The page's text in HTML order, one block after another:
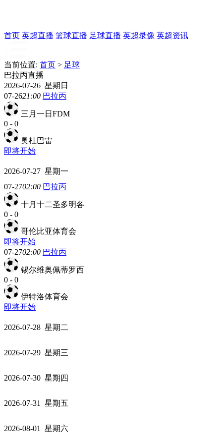
首页 英超直播 篮球直播 足球直播 英超录像 英超资讯
当前位置: 首页 > 足球
巴拉丙直播
2026-07-26 星期日
07-2621:00 巴拉丙
三月一日FDM
0 - 0
奥杜巴雷
即将开始
2026-07-27 星期一
07-2702:00 巴拉丙
十月十二圣多明各
0 - 0
哥伦比亚体育会
即将开始
07-2702:00 巴拉丙
锡尔维奥佩蒂罗西
0 - 0
伊特洛体育会
即将开始
2026-07-28 星期二
2026-07-29 星期三
2026-07-30 星期四
2026-07-31 星期五
2026-08-01 星期六